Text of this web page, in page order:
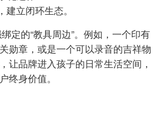
立闭环生态。
定的“教具周边”。例如，一个印有
勋章，或是一个可以录音的吉祥物
让品牌进入孩子的日常生活空间，
终身价值。